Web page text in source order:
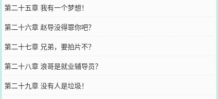
第二十五章 我有一个梦想！
第二十六章 赵导没得罪你吧？
第二十七章 兄弟，要拍片不？
第二十八章 浪哥是就业辅导员？
第二十九章 没有人是垃圾！